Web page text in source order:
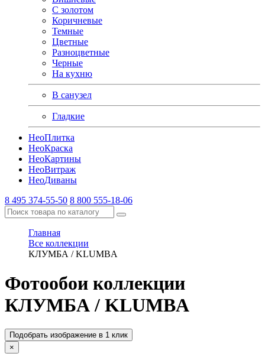
С золотом
Коричневые
Темные
Цветные
Разноцветные
Черные
На кухню
В санузел
Гладкие
НеоПлитка
НеоКраска
НеоКартины
НеоВитраж
НеоДиваны
8 495 374-55-50 8 800 555-18-06
Главная
Все коллекции
КЛУМБА / KLUMBA
Фотообои коллекции
КЛУМБА / KLUMBA
Подобрать изображение в 1 клик
×